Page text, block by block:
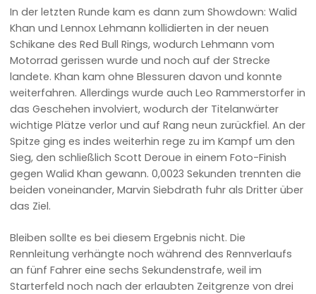
In der letzten Runde kam es dann zum Showdown: Walid
Khan und Lennox Lehmann kollidierten in der neuen
Schikane des Red Bull Rings, wodurch Lehmann vom
Motorrad gerissen wurde und noch auf der Strecke
landete. Khan kam ohne Blessuren davon und konnte
weiterfahren. Allerdings wurde auch Leo Rammerstorfer in
das Geschehen involviert, wodurch der Titelanwärter
wichtige Plätze verlor und auf Rang neun zurückfiel. An der
Spitze ging es indes weiterhin rege zu im Kampf um den
Sieg, den schließlich Scott Deroue in einem Foto-Finish
gegen Walid Khan gewann. 0,0023 Sekunden trennten die
beiden voneinander, Marvin Siebdrath fuhr als Dritter über
das Ziel.
Bleiben sollte es bei diesem Ergebnis nicht. Die
Rennleitung verhängte noch während des Rennverlaufs
an fünf Fahrer eine sechs Sekundenstrafe, weil im
Starterfeld noch nach der erlaubten Zeitgrenze von drei